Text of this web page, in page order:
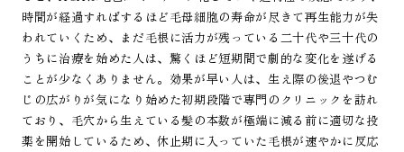
時間が経過すればするほど毛母細胞の寿命が尽きて再生能力が失
われていくため、まだ毛根に活力が残っている二十代や三十代の
うちに治療を始めた人は、驚くほど短期間で劇的な変化を遂げる
ことが少なくありません。効果が早い人は、生え際の後退やつむ
じの広がりが気になり始めた初期段階で専門のクリニックを訪れ
ており、毛穴から生えている髪の本数が極端に減る前に適切な投
薬を開始しているため、休止期に入っていた毛根が速やかに反応